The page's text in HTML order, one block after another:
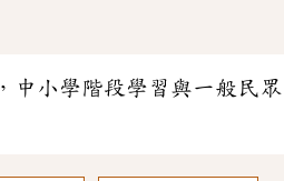
，中小學階段學習與一般民